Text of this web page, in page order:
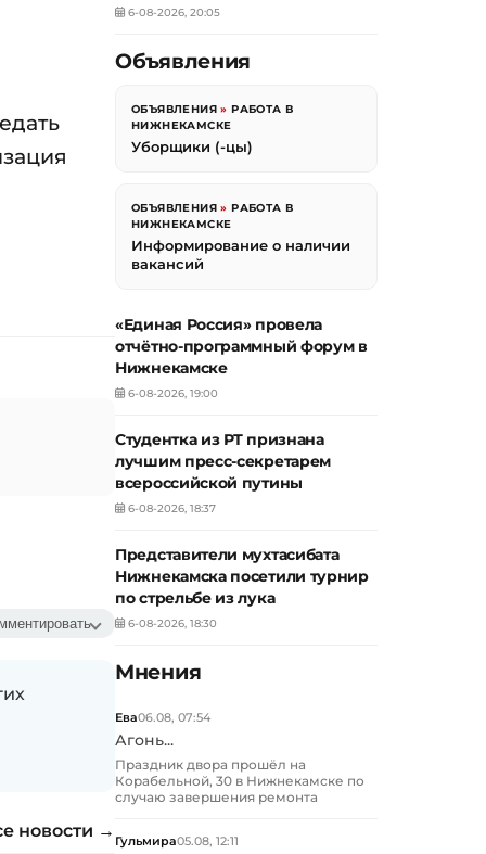
новости →
6-08-2026, 20:05
Объявления
ОБЪЯВЛЕНИЯ »РАБОТА В
НИЖНЕКАМСКЕ
Уборщики (-цы)
ОБЪЯВЛЕНИЯ »РАБОТА В
НИЖНЕКАМСКЕ
Информирование о наличии
вакансий
«Единая Россия» провела
отчётно-программный форум в
Нижнекамске
6-08-2026, 19:00
Студентка из РТ признана
лучшим пресс-секретарем
всероссийской путины
6-08-2026, 18:37
Представители мухтасибата
Нижнекамска посетили турнир
по стрельбе из лука
6-08-2026, 18:30
Мнения
Ева06.08, 07:54
Агонь...
Праздник двора прошёл на
Корабельной, 30 в Нижнекамске по
случаю завершения ремонта
Гульмира05.08, 12:11